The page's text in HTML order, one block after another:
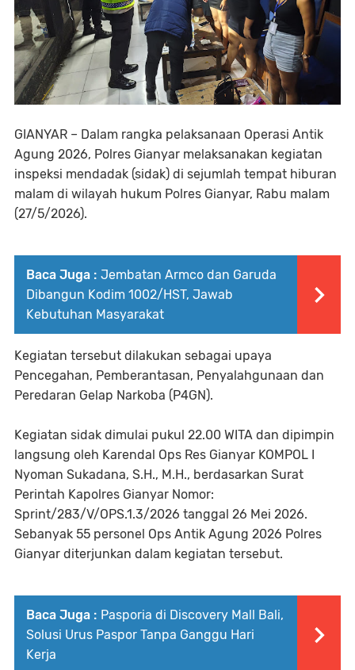
GIANYAR – Dalam rangka pelaksanaan Operasi Antik
Agung 2026, Polres Gianyar melaksanakan kegiatan
inspeksi mendadak (sidak) di sejumlah tempat hiburan
malam di wilayah hukum Polres Gianyar, Rabu malam
(27/5/2026).
Baca Juga : Jembatan Armco dan Garuda
Dibangun Kodim 1002/HST, Jawab
Kebutuhan Masyarakat
Kegiatan tersebut dilakukan sebagai upaya
Pencegahan, Pemberantasan, Penyalahgunaan dan
Peredaran Gelap Narkoba (P4GN).
Kegiatan sidak dimulai pukul 22.00 WITA dan dipimpin
langsung oleh Karendal Ops Res Gianyar KOMPOL I
Nyoman Sukadana, S.H., M.H., berdasarkan Surat
Perintah Kapolres Gianyar Nomor:
Sprint/283/V/OPS.1.3/2026 tanggal 26 Mei 2026.
Sebanyak 55 personel Ops Antik Agung 2026 Polres
Gianyar diterjunkan dalam kegiatan tersebut.
Baca Juga : Pasporia di Discovery Mall Bali,
Solusi Urus Paspor Tanpa Ganggu Hari
Kerja